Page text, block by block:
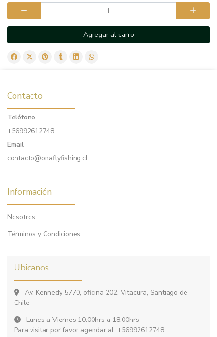
Agregar al carro
Contacto
Teléfono
+56992612748
Email
contacto@onaflyfishing.cl
Información
Nosotros
Términos y Condiciones
Ubicanos
Av. Kennedy 5770, oficina 202, Vitacura, Santiago de
Chile
Lunes a Viernes 10:00hrs a 18:00hrs
Para visitar por favor agendar al: +56992612748